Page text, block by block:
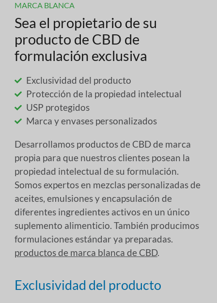
MARCA BLANCA
Sea el propietario de su
producto de CBD de
formulación exclusiva
Exclusividad del producto
Protección de la propiedad intelectual
USP protegidos
Marca y envases personalizados
Desarrollamos productos de CBD de marca
propia para que nuestros clientes posean la
propiedad intelectual de su formulación.
Somos expertos en mezclas personalizadas de
aceites, emulsiones y encapsulación de
diferentes ingredientes activos en un único
suplemento alimenticio. También producimos
formulaciones estándar ya preparadas.
productos de marca blanca de CBD.
Exclusividad del producto